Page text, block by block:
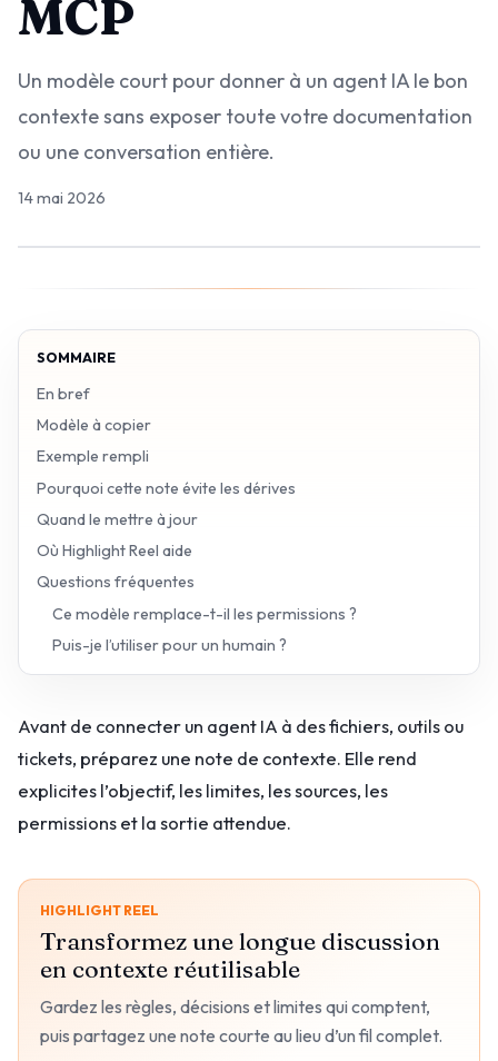
MCP
Un modèle court pour donner à un agent IA le bon
contexte sans exposer toute votre documentation
ou une conversation entière.
14 mai 2026
SOMMAIRE
En bref
Modèle à copier
Exemple rempli
Pourquoi cette note évite les dérives
Quand le mettre à jour
Où Highlight Reel aide
Questions fréquentes
Ce modèle remplace-t-il les permissions ?
Puis-je l’utiliser pour un humain ?
Avant de connecter un agent IA à des fichiers, outils ou
tickets, préparez une note de contexte. Elle rend
explicites l’objectif, les limites, les sources, les
permissions et la sortie attendue.
HIGHLIGHT REEL
Transformez une longue discussion
en contexte réutilisable
Gardez les règles, décisions et limites qui comptent,
puis partagez une note courte au lieu d’un fil complet.